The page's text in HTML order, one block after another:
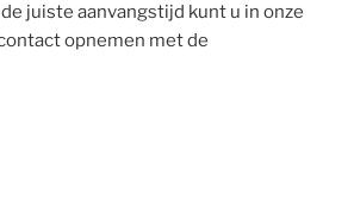
juiste aanvangstijd kunt u in onze
opnemen met de